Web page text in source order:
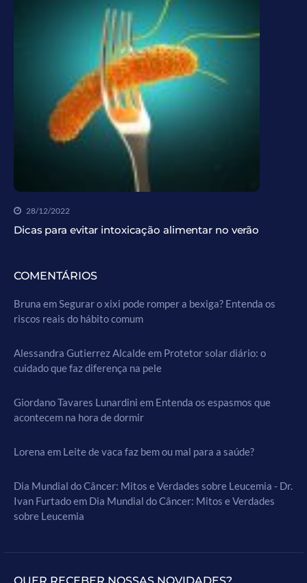
28/12/2022
Dicas para evitar intoxicação alimentar no verão
COMENTÁRIOS
Bruna emSegurar o xixi pode romper a bexiga? Entenda os
riscos reais do hábito comum
Alessandra Gutierrez Alcaldeem Protetor solar diário: o
cuidado que faz diferença na pele
Giordano Tavares Lunardini em Entenda os espasmos que
acontecem na hora de dormir
Lorena em Leite de vaca faz bem ou mal para a saúde?
Dia Mundial do Câncer: Mitos e Verdades sobre Leucemia - Dr.
Ivan Furtadoem Dia Mundial do Câncer: Mitos e Verdades
sobre Leucemia